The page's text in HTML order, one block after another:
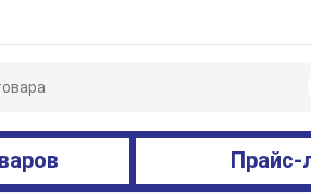
Прайс-